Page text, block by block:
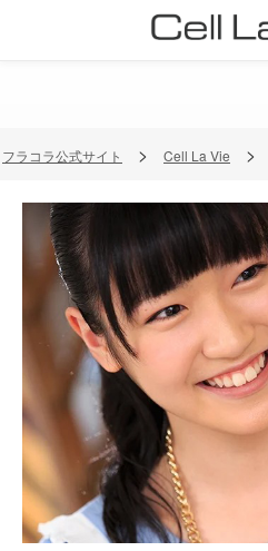
フラコラ公式サイト Cell La Vie